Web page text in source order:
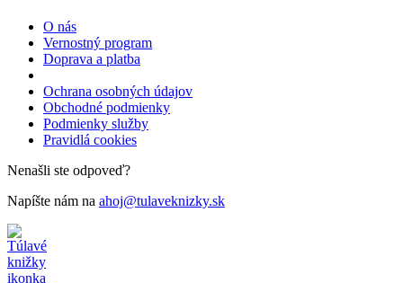
O nás
Vernostný program
Doprava a platba
Ochrana osobných údajov
Obchodné podmienky
Podmienky služby
Pravidlá cookies
Nenašli ste odpoveď?
Napíšte nám na ahoj@tulaveknizky.sk